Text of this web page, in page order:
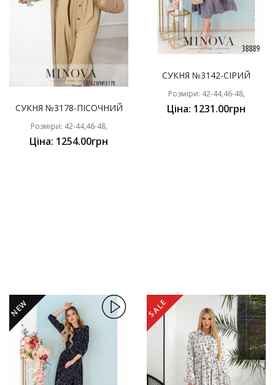
СУКНЯ №3178-ПІСОЧНИЙ
Розміри: 42-44,46-48,
Ціна: 1254.00грн
СУКНЯ №3142-СІРИЙ
Розміри: 42-44,46-48,
Ціна: 1231.00грн
NEW SALE